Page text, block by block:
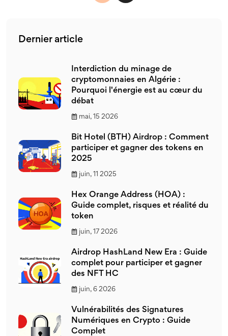
Dernier article
Interdiction du minage de
cryptomonnaies en Algérie :
Pourquoi l'énergie est au cœur du
débat
mai, 15 2026
Bit Hotel (BTH) Airdrop : Comment
participer et gagner des tokens en
2025
juin, 11 2025
Hex Orange Address (HOA) :
Guide complet, risques et réalité du
token
juin, 17 2026
Airdrop HashLand New Era : Guide
complet pour participer et gagner
des NFT HC
juin, 6 2026
Vulnérabilités des Signatures
Numériques en Crypto : Guide
Complet